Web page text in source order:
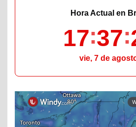
Hora Actual en
17 37
vie, 7 de